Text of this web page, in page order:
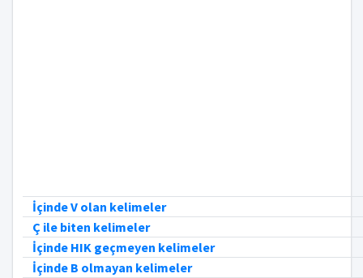
İçinde V olan kelimeler
Ç ile biten kelimeler
İçinde HIK geçmeyen kelimeler
İçinde B olmayan kelimeler